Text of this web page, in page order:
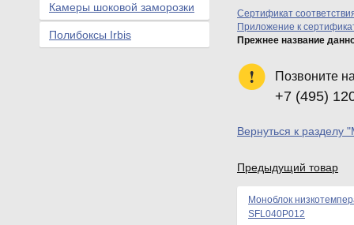
Сертификат
Приложение к
Прежнее название
Позвоните
+7 (495)
Вернуться к разделу
Предыдущий товар
Моноблок
SFL040P012
Камеры шоковой заморозки
Полибоксы Irbis